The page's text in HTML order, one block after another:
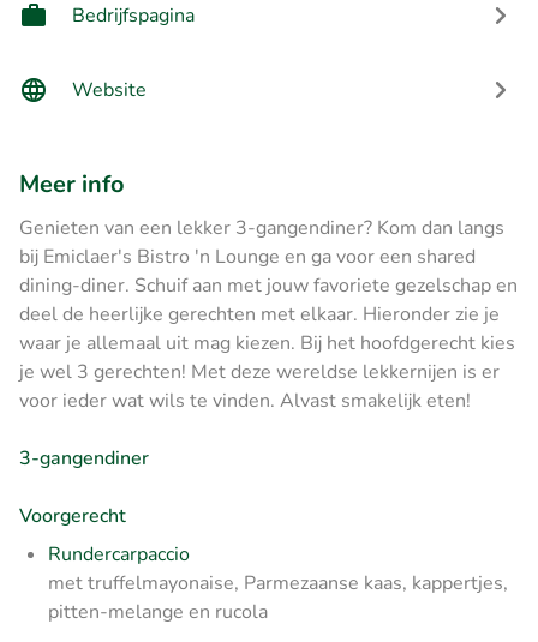
Bedrijfspagina
Website
Meer info
Genieten van een lekker 3-gangendiner? Kom dan langs
bij Emiclaer's Bistro 'n Lounge en ga voor een shared
dining-diner. Schuif aan met jouw favoriete gezelschap en
deel de heerlijke gerechten met elkaar. Hieronder zie je
waar je allemaal uit mag kiezen. Bij het hoofdgerecht kies
je wel 3 gerechten! Met deze wereldse lekkernijen is er
voor ieder wat wils te vinden. Alvast smakelijk eten!
3-gangendiner
Voorgerecht
Rundercarpaccio
met truffelmayonaise, Parmezaanse kaas, kappertjes,
pitten-melange en rucola